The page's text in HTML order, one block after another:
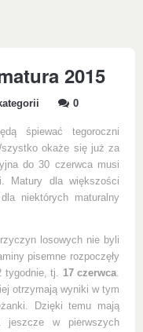
2015
0
śpiewać tegoroczni
okaże się już za
do 30 czerwca musi
Matury dla większości
niektórych maturalny
losowych nie byli
pisemne rozpoczęły
tygodnie, tj. 17 czerwca.
otrzymają wyniki w tym
Dzięki temu mają
jeszcze w pierwszych